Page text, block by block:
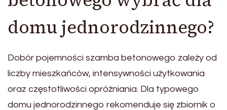
domu jednorodzinnego?
Dobór pojemności szamba betonowego zależy od
liczby mieszkańców, intensywności użytkowania
oraz częstotliwości opróżniania. Dla typowego
domu jednorodzinnego rekomenduje się zbiornik o